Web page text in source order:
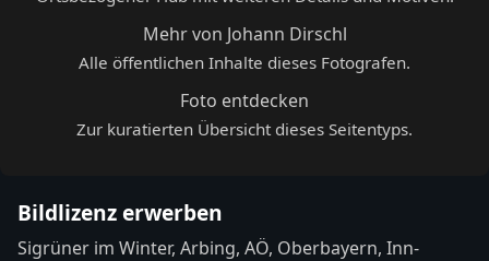
Mehr von Johann Dirschl
Alle öffentlichen Inhalte dieses Fotografen.
Foto entdecken
Zur kuratierten Übersicht dieses Seitentyps.
Bildlizenz erwerben
Sigrüner im Winter, Arbing, AÖ, Oberbayern, Inn-